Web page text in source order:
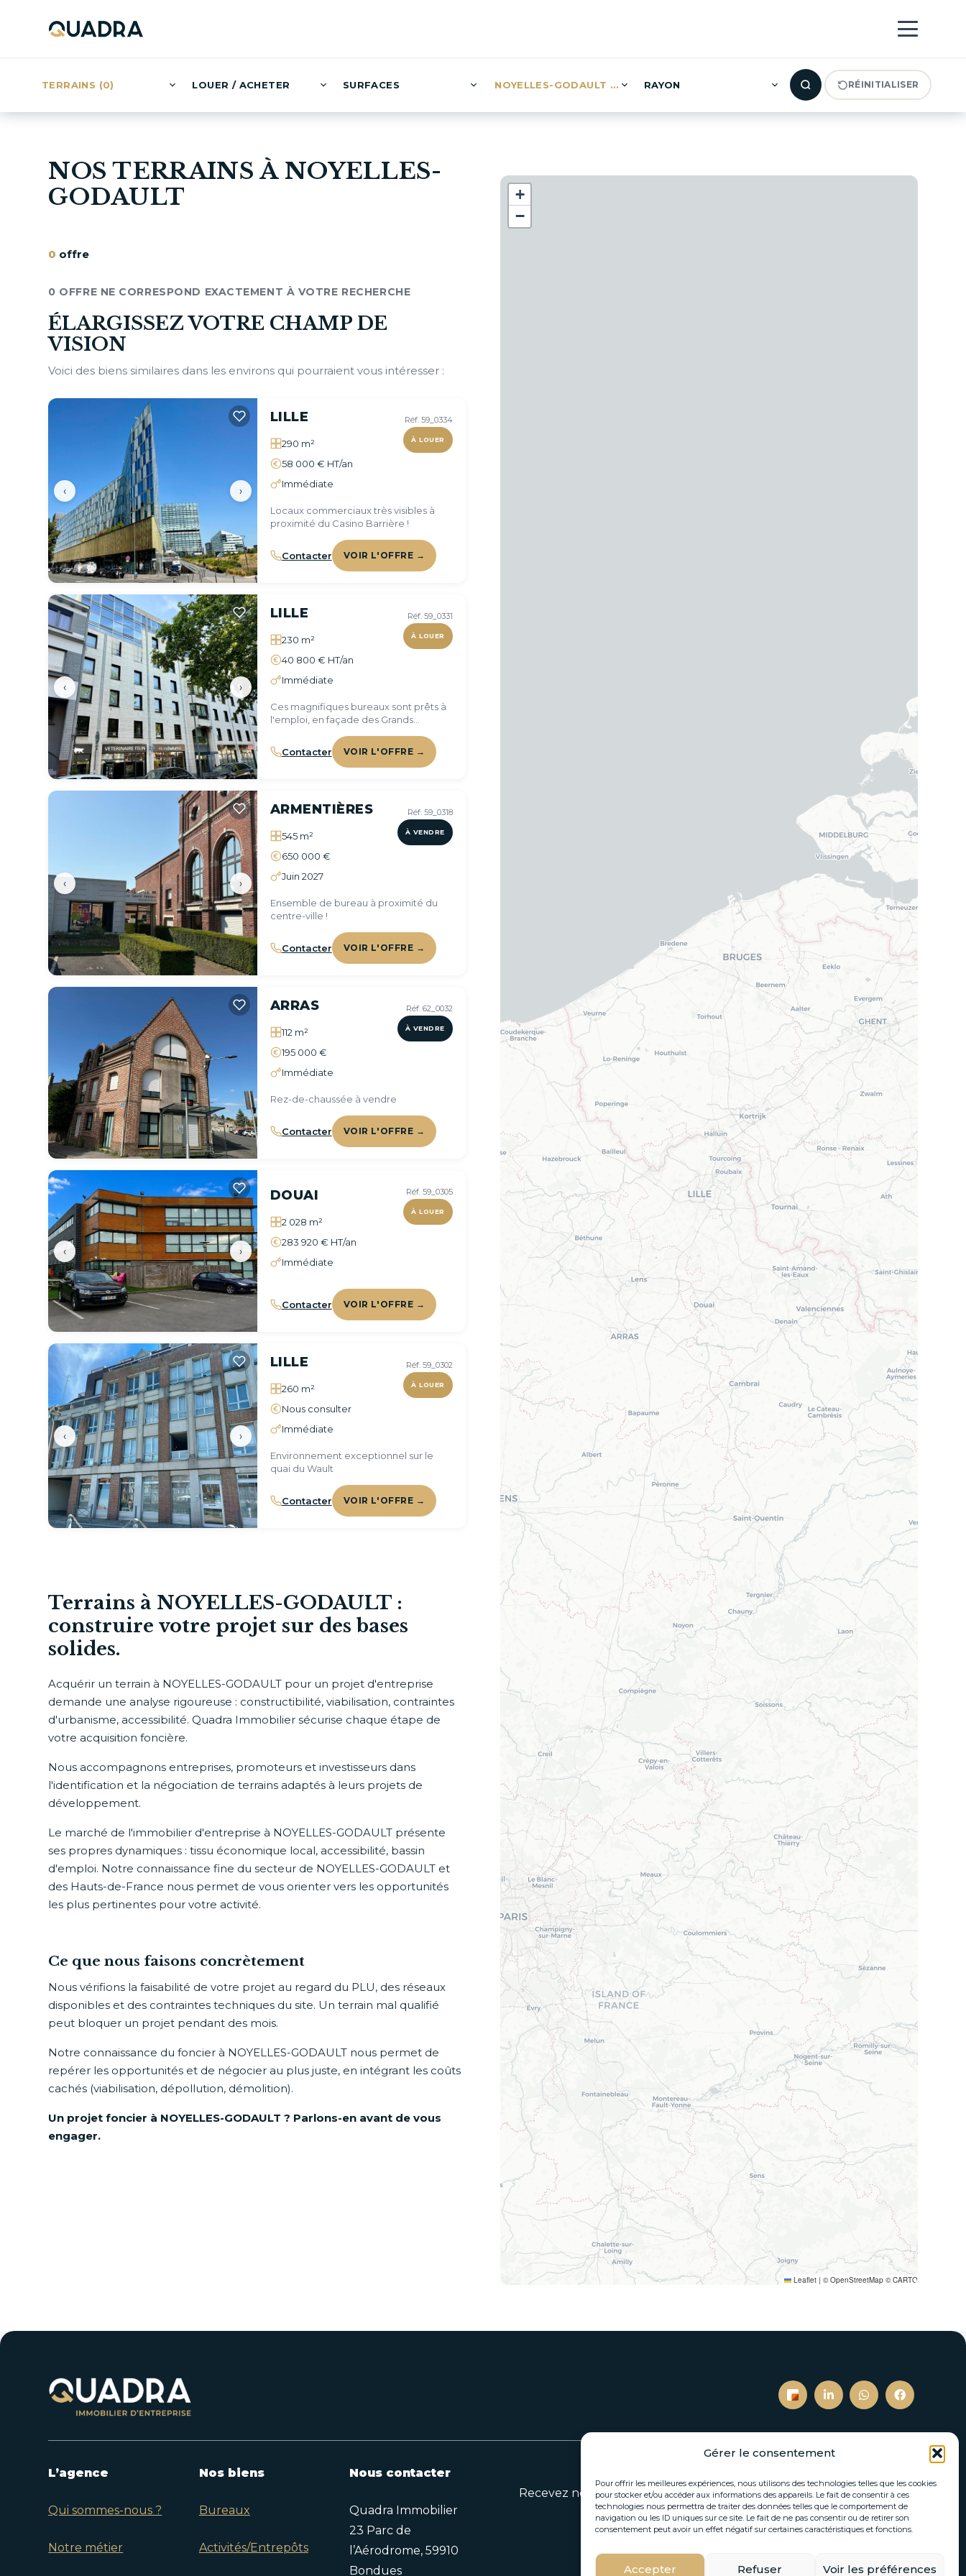
Gérer le consentement
Pour offrir les meilleures expériences, nous utilisons des technologies telles que les cookies
pour stocker et/ou accéder aux informations des appareils. Le fait de consentir à ces
technologies nous permettra de traiter des données telles que le comportement de
navigation ou les ID uniques sur ce site. Le fait de ne pas consentir ou de retirer son
consentement peut avoir un effet négatif sur certaines caractéristiques et fonctions.
Accepter Refuser Voir les préférences
TERRAINS (0) LOUER / ACHETER SURFACES NOYELLES-GODAULT (0) RAYON RÉINITIALISER
NOS TERRAINS À NOYELLES-
GODAULT
0 offre
0 OFFRE NE CORRESPOND EXACTEMENT À VOTRE RECHERCHE
ÉLARGISSEZ VOTRE CHAMP DE
VISION
Voici des biens similaires dans les environs qui pourraient vous intéresser :
‹ ›
Réf. 59_0334
À LOUER
LILLE
290 m²
58 000 € HT/an
Immédiate
Locaux commerciaux très visibles à
proximité du Casino Barrière !
Contacter VOIR L'OFFRE →
‹ ›
Réf. 59_0331
À LOUER
LILLE
230 m²
40 800 € HT/an
Immédiate
Ces magnifiques bureaux sont prêts à
l'emploi, en façade des Grands
Contacter
VOIR L'OFFRE →
‹ ›
Réf. 59_0318
À VENDRE
ARMENTIÈRES
545 m²
650 000 €
Juin 2027
Ensemble de bureau à proximité du
centre-ville !
Contacter VOIR L'OFFRE →
Réf. 62_0032
À VENDRE
ARRAS
112 m²
195 000 €
Immédiate
Rez-de-chaussée à vendre
Contacter VOIR L'OFFRE →
‹ ›
Réf. 59_0305
À LOUER
DOUAI
2 028 m²
283 920 € HT/an
Immédiate
Contacter VOIR L'OFFRE →
‹ ›
Réf. 59_0302
À LOUER
LILLE
260 m²
Nous consulter
Immédiate
Environnement exceptionnel sur le
quai du Wault
Contacter VOIR L'OFFRE →
Terrains à NOYELLES-GODAULT :
construire votre projet sur des bases
solides.
Acquérir un terrain à NOYELLES-GODAULT pour un projet d'entreprise
demande une analyse rigoureuse : constructibilité, viabilisation, contraintes
d'urbanisme, accessibilité. Quadra Immobilier sécurise chaque étape de
votre acquisition foncière.
Nous accompagnons entreprises, promoteurs et investisseurs dans
l'identification et la négociation de terrains adaptés à leurs projets de
développement.
Le marché de l'immobilier d'entreprise à NOYELLES-GODAULT présente
ses propres dynamiques : tissu économique local, accessibilité, bassin
d'emploi. Notre connaissance fine du secteur de NOYELLES-GODAULT et
des Hauts-de-France nous permet de vous orienter vers les opportunités
les plus pertinentes pour votre activité.
Ce que nous faisons concrètement
Nous vérifions la faisabilité de votre projet au regard du PLU, des réseaux
disponibles et des contraintes techniques du site. Un terrain mal qualifié
peut bloquer un projet pendant des mois.
Notre connaissance du foncier à NOYELLES-GODAULT nous permet de
repérer les opportunités et de négocier au plus juste, en intégrant les coûts
cachés (viabilisation, dépollution, démolition).
Un projet foncier à NOYELLES-GODAULT ? Parlons-en avant de vous
engager.
+
−
Leaflet | © OpenStreetMap © CARTO
L’agence
Qui sommes-nous ?
Notre métier
Nos biens
Bureaux
Activités/Entrepôts
Nous contacter
Quadra Immobilier
23 Parc de
l’Aérodrome, 59910
Bondues
Recevez nos opportunités immobilières et actualités directement par
email.
E
S'INSCRIRE